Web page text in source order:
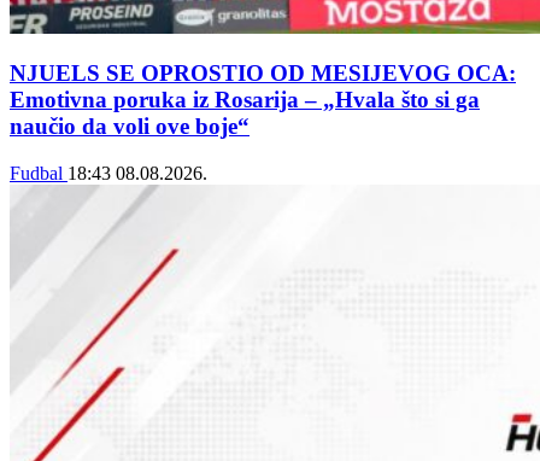
NJUELS SE OPROSTIO OD MESIJEVOG OCA:
Emotivna poruka iz Rosarija – „Hvala što si ga
naučio da voli ove boje“
Fudbal 18:43 08.08.2026.